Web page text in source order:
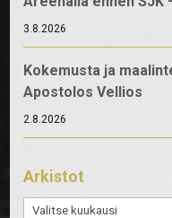
3.8.2026
Kokemusta ja
Apostolos Vellios
2.8.2026
Arkistot
Arkistot